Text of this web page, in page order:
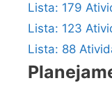
Lista: 179
Lista: 123
Lista: 88